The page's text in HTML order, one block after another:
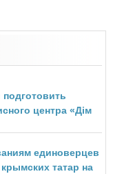
центра «Дім
единоверцев
татар на